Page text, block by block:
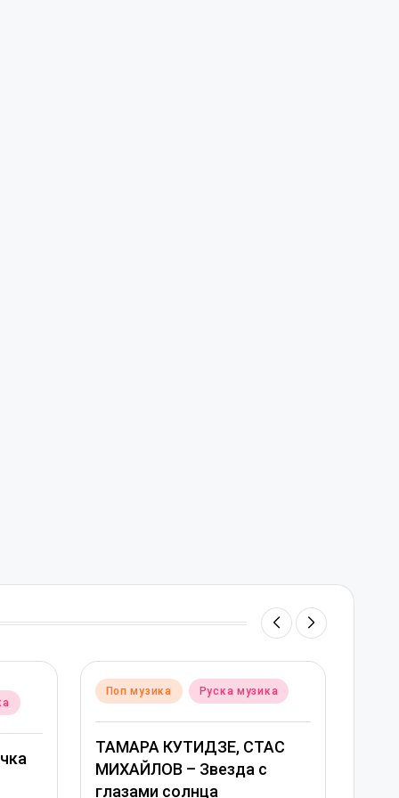
Posted
in
Поп музика Руска музика
ТАМАРА КУТИДЗЕ, СТАС
МИХАЙЛОВ – Звезда с
глазами солнца
Posted
Григорий Лепс,